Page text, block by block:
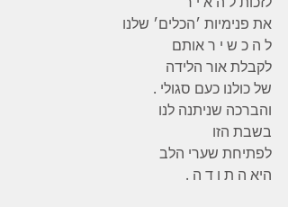
את פנימיות ׳הכלים׳ שלנו
ל ה כ ש י ר אותם
לקבלת אור הלידה
של כולנו כעם סגולי .
והברכה שניתנה לנו
בשבת הזו
לפתיחת שערי הלב
היא ה ת ו ד ה .